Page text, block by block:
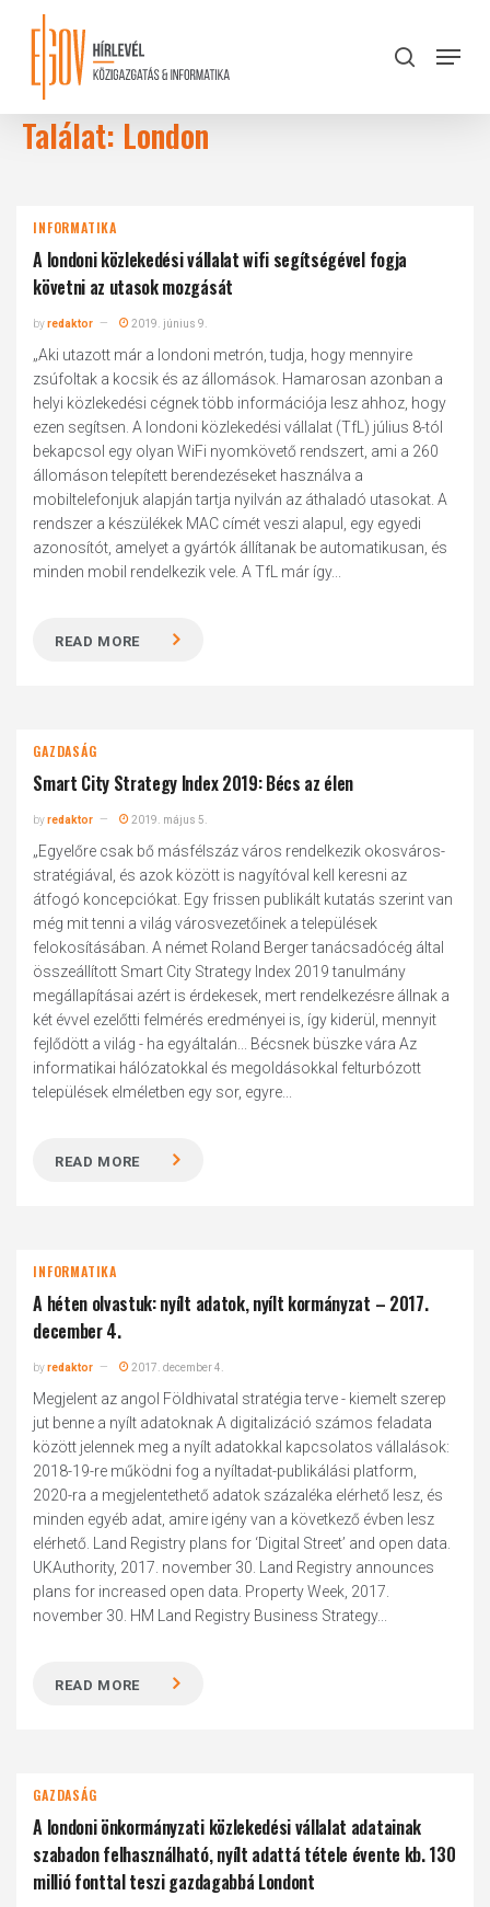
content
search
Menu
Találat: London
INFORMATIKA
A londoni közlekedési vállalat wifi segítségével fogja
követni az utasok mozgását
byredaktor 2019. június 9.
„Aki utazott már a londoni metrón, tudja, hogy mennyire
zsúfoltak a kocsik és az állomások. Hamarosan azonban a
helyi közlekedési cégnek több információja lesz ahhoz, hogy
ezen segítsen. A londoni közlekedési vállalat (TfL) július 8-tól
bekapcsol egy olyan WiFi nyomkövető rendszert, ami a 260
állomáson telepített berendezéseket használva a
mobiltelefonjuk alapján tartja nyilván az áthaladó utasokat. A
rendszer a készülékek MAC címét veszi alapul, egy egyedi
azonosítót, amelyet a gyártók állítanak be automatikusan, és
minden mobil rendelkezik vele. A TfL már így...
READ MORE
GAZDASÁG
Smart City Strategy Index 2019: Bécs az élen
byredaktor 2019. május 5.
„Egyelőre csak bő másfélszáz város rendelkezik okosváros-
stratégiával, és azok között is nagyítóval kell keresni az
átfogó koncepciókat. Egy frissen publikált kutatás szerint van
még mit tenni a világ városvezetőinek a települések
felokosításában. A német Roland Berger tanácsadócég által
összeállított Smart City Strategy Index 2019 tanulmány
megállapításai azért is érdekesek, mert rendelkezésre állnak a
két évvel ezelőtti felmérés eredményei is, így kiderül, mennyit
fejlődött a világ - ha egyáltalán... Bécsnek büszke vára Az
informatikai hálózatokkal és megoldásokkal felturbózott
települések elméletben egy sor, egyre...
READ MORE
INFORMATIKA
A héten olvastuk: nyílt adatok, nyílt kormányzat – 2017.
december 4.
byredaktor 2017. december 4.
Megjelent az angol Földhivatal stratégia terve - kiemelt szerep
jut benne a nyílt adatoknak A digitalizáció számos feladata
között jelennek meg a nyílt adatokkal kapcsolatos vállalások:
2018-19-re működni fog a nyíltadat-publikálási platform,
2020-ra a megjelentethető adatok százaléka elérhető lesz, és
minden egyéb adat, amire igény van a következő évben lesz
elérhető. Land Registry plans for ‘Digital Street’ and open data.
UKAuthority, 2017. november 30. Land Registry announces
plans for increased open data. Property Week, 2017.
november 30. HM Land Registry Business Strategy...
READ MORE
GAZDASÁG
A londoni önkormányzati közlekedési vállalat adatainak
szabadon felhasználható, nyílt adattá tétele évente kb. 130
millió fonttal teszi gazdagabbá Londont
Close